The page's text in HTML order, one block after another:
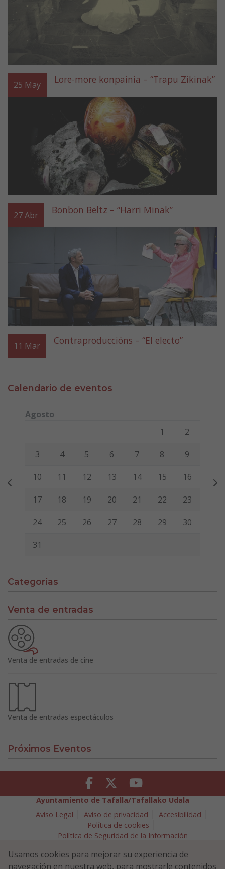
25 May Lore-more konpainia – “Trapu Zikinak”
27Abr Bonbon Beltz – “Harri Minak”
11 Mar Contraproduccións – “El electo”
Calendario de eventos
Agosto
Viernes Sábado
1 2
3 4 5 6 7 8 9
10 11 12 13 14 15 16
17 18 19 20 21 22 23
24 25 26 27 28 29 30
31
Categorías
Venta de entradas
Venta de entradas de cine
Venta de entradas espectáculos
Próximos Eventos
Facebook Twitter Youtube
Ayuntamiento de Tafalla/Tafallako Udala
Aviso Legal
Aviso de privacidad
Accesibilidad
Política de cookies
Política de Seguridad de la Información
Plaza Navarra 5 - 31300 Tafalla (NAVARRA)
948 70 18 11
ayuntamiento@tafalla.es
Usamos cookies para mejorar su experiencia de
navegación en nuestra web, para mostrarle contenidos